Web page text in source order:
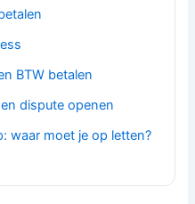
BTW betalen
dispute openen
waar moet je op letten?